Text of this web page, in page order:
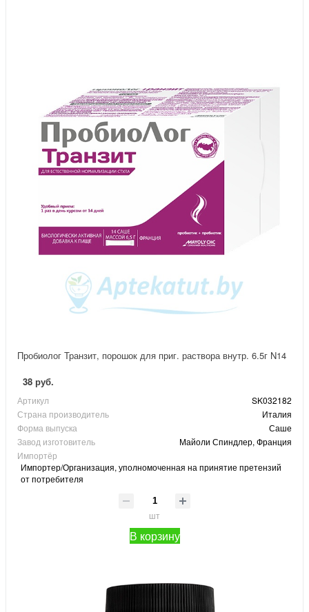
Пробиолог Транзит, порошок для приг. раствора внутр. 6.5г N14
38 руб.
Артикул
SK032182
Страна производитель
Италия
Форма выпуска
Саше
Завод изготовитель
Майоли Спиндлер, Франция
Импортёр
Импортер/Организация, уполномоченная на принятие претензий
от потребителя
шт
В корзину